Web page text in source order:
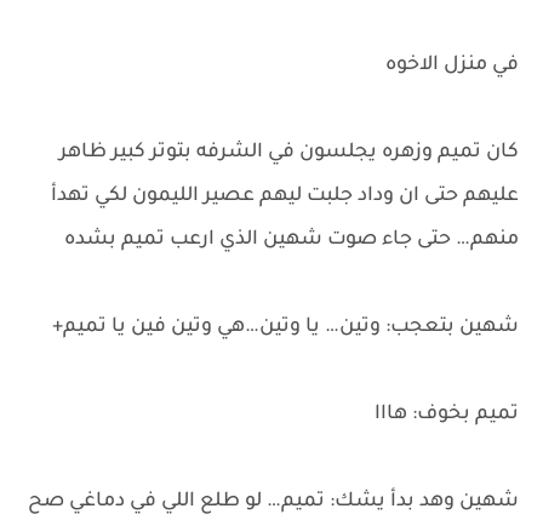
في منزل الاخوه
كان تميم وزهره يجلسون في الشرفه بتوتر كبير ظاهر
عليهم حتى ان وداد جلبت ليهم عصير الليمون لكي تهدأ
منهم… حتى جاء صوت شهين الذي ارعب تميم بشده
شهين بتعجب: وتين… يا وتين…هي وتين فين يا تميم+
تميم بخوف: هااا
شهين وهد بدأ يشك: تميم… لو طلع اللي في دماغي صح